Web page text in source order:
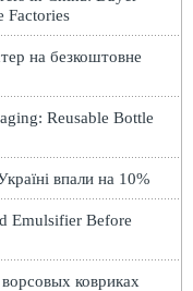
Factories
на безкоштовне
Reusable Bottle
впали на 10%
Emulsifier Before
ковриках